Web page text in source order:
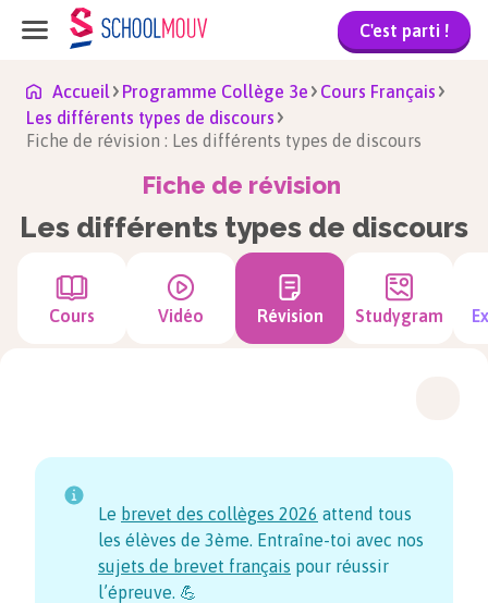
C'est parti !
Accueil Programme Collège 3e
Cours Français
Les différents types de discours
Fiche de révision : Les différents types de discours
Fiche de révision
Les différents types de discours
Cours Vidéo Révision Studygram
Le brevet des collèges 2026 attend tous
les élèves de 3ème. Entraîne-toi avec nos
sujets de brevet français pour réussir
l’épreuve. 💪